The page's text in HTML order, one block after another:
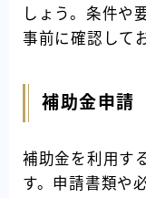
しょう。条件や
事前に確認して
補助金申請
補助金を利用す
す。申請書類や